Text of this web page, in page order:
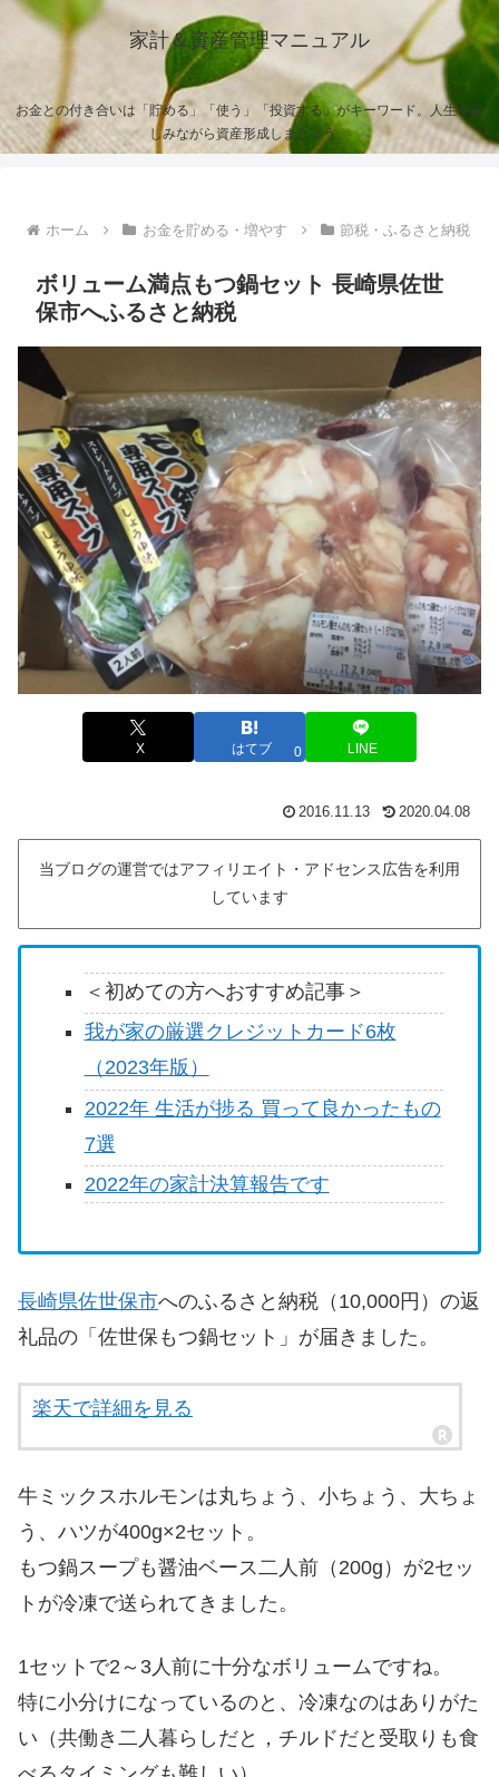
家計＆資産管理マニュアル
お金との付き合いは「貯める」「使う」「投資する」がキーワード。人生を楽
しみながら資産形成しましょう。
ホーム お金を貯める・増やす 節税・ふるさと納税
ボリューム満点もつ鍋セット 長崎県佐世
保市へふるさと納税
X はてブ 0 LINE
2016.11.13 2020.04.08
当ブログの運営ではアフィリエイト・アドセンス広告を利用
しています
＜初めての方へおすすめ記事＞
我が家の厳選クレジットカード6枚
（2023年版）
2022年 生活が捗る 買って良かったもの
7選
2022年の家計決算報告です
長崎県佐世保市へのふるさと納税（10,000円）の返
礼品の「佐世保もつ鍋セット」が届きました。
楽天で詳細を見る
牛ミックスホルモンは丸ちょう、小ちょう、大ちょ
う、ハツが400g×2セット。
もつ鍋スープも醤油ベース二人前（200g）が2セッ
トが冷凍で送られてきました。
1セットで2～3人前に十分なボリュームですね。
特に小分けになっているのと、冷凍なのはありがた
い（共働き二人暮らしだと，チルドだと受取りも食